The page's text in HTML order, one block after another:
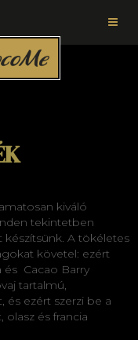
kiváló
tekintetben
A tökéletes
követel: ezért
és Cacao Barry
tartalmú,
és ezért szerzi be a
és francia